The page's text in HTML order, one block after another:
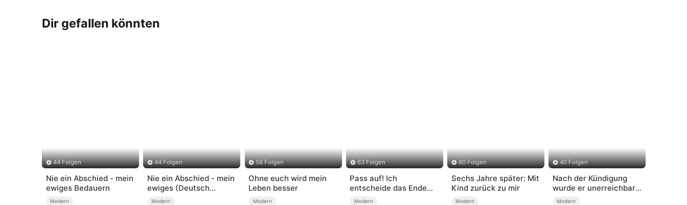
Dir gefallen könnten
44 Folgen
Nie ein Abschied - mein
ewiges Bedauern
Modern
44 Folgen
Nie ein Abschied - mein
ewiges (Deutsch
Synchronisiert)
Modern
56 Folgen
Ohne euch wird mein
Leben besser
Modern
63 Folgen
Pass auf! Ich
entscheide das Ende
(Deutsch
Modern
80 Folgen
Sechs Jahre später: Mit
Kind zurück zu mir
Modern
40 Folgen
Nach der Kündigung
wurde er unerreichbar
(Deutsch
Modern